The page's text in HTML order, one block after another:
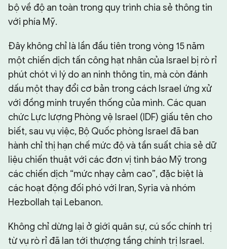
bộ về độ an toàn trong quy trình chia sẻ thông tin
với phía Mỹ.
Đây không chỉ là lần đầu tiên trong vòng 15 năm
một chiến dịch tấn công hạt nhân của Israel bị rò rỉ
phút chót vì lý do an ninh thông tin, mà còn đánh
dấu một thay đổi cơ bản trong cách Israel ứng xử
với đồng minh truyền thống của mình. Các quan
chức Lực lượng Phòng vệ Israel (IDF) giấu tên cho
biết, sau vụ việc, Bộ Quốc phòng Israel đã ban
hành chỉ thị hạn chế mức độ và tần suất chia sẻ dữ
liệu chiến thuật với các đơn vị tình báo Mỹ trong
các chiến dịch “mức nhạy cảm cao”, đặc biệt là
các hoạt động đối phó với Iran, Syria và nhóm
Hezbollah tại Lebanon.
Không chỉ dừng lại ở giới quân sự, cú sốc chính trị
từ vụ rò rỉ đã lan tới thượng tầng chính trị Israel.